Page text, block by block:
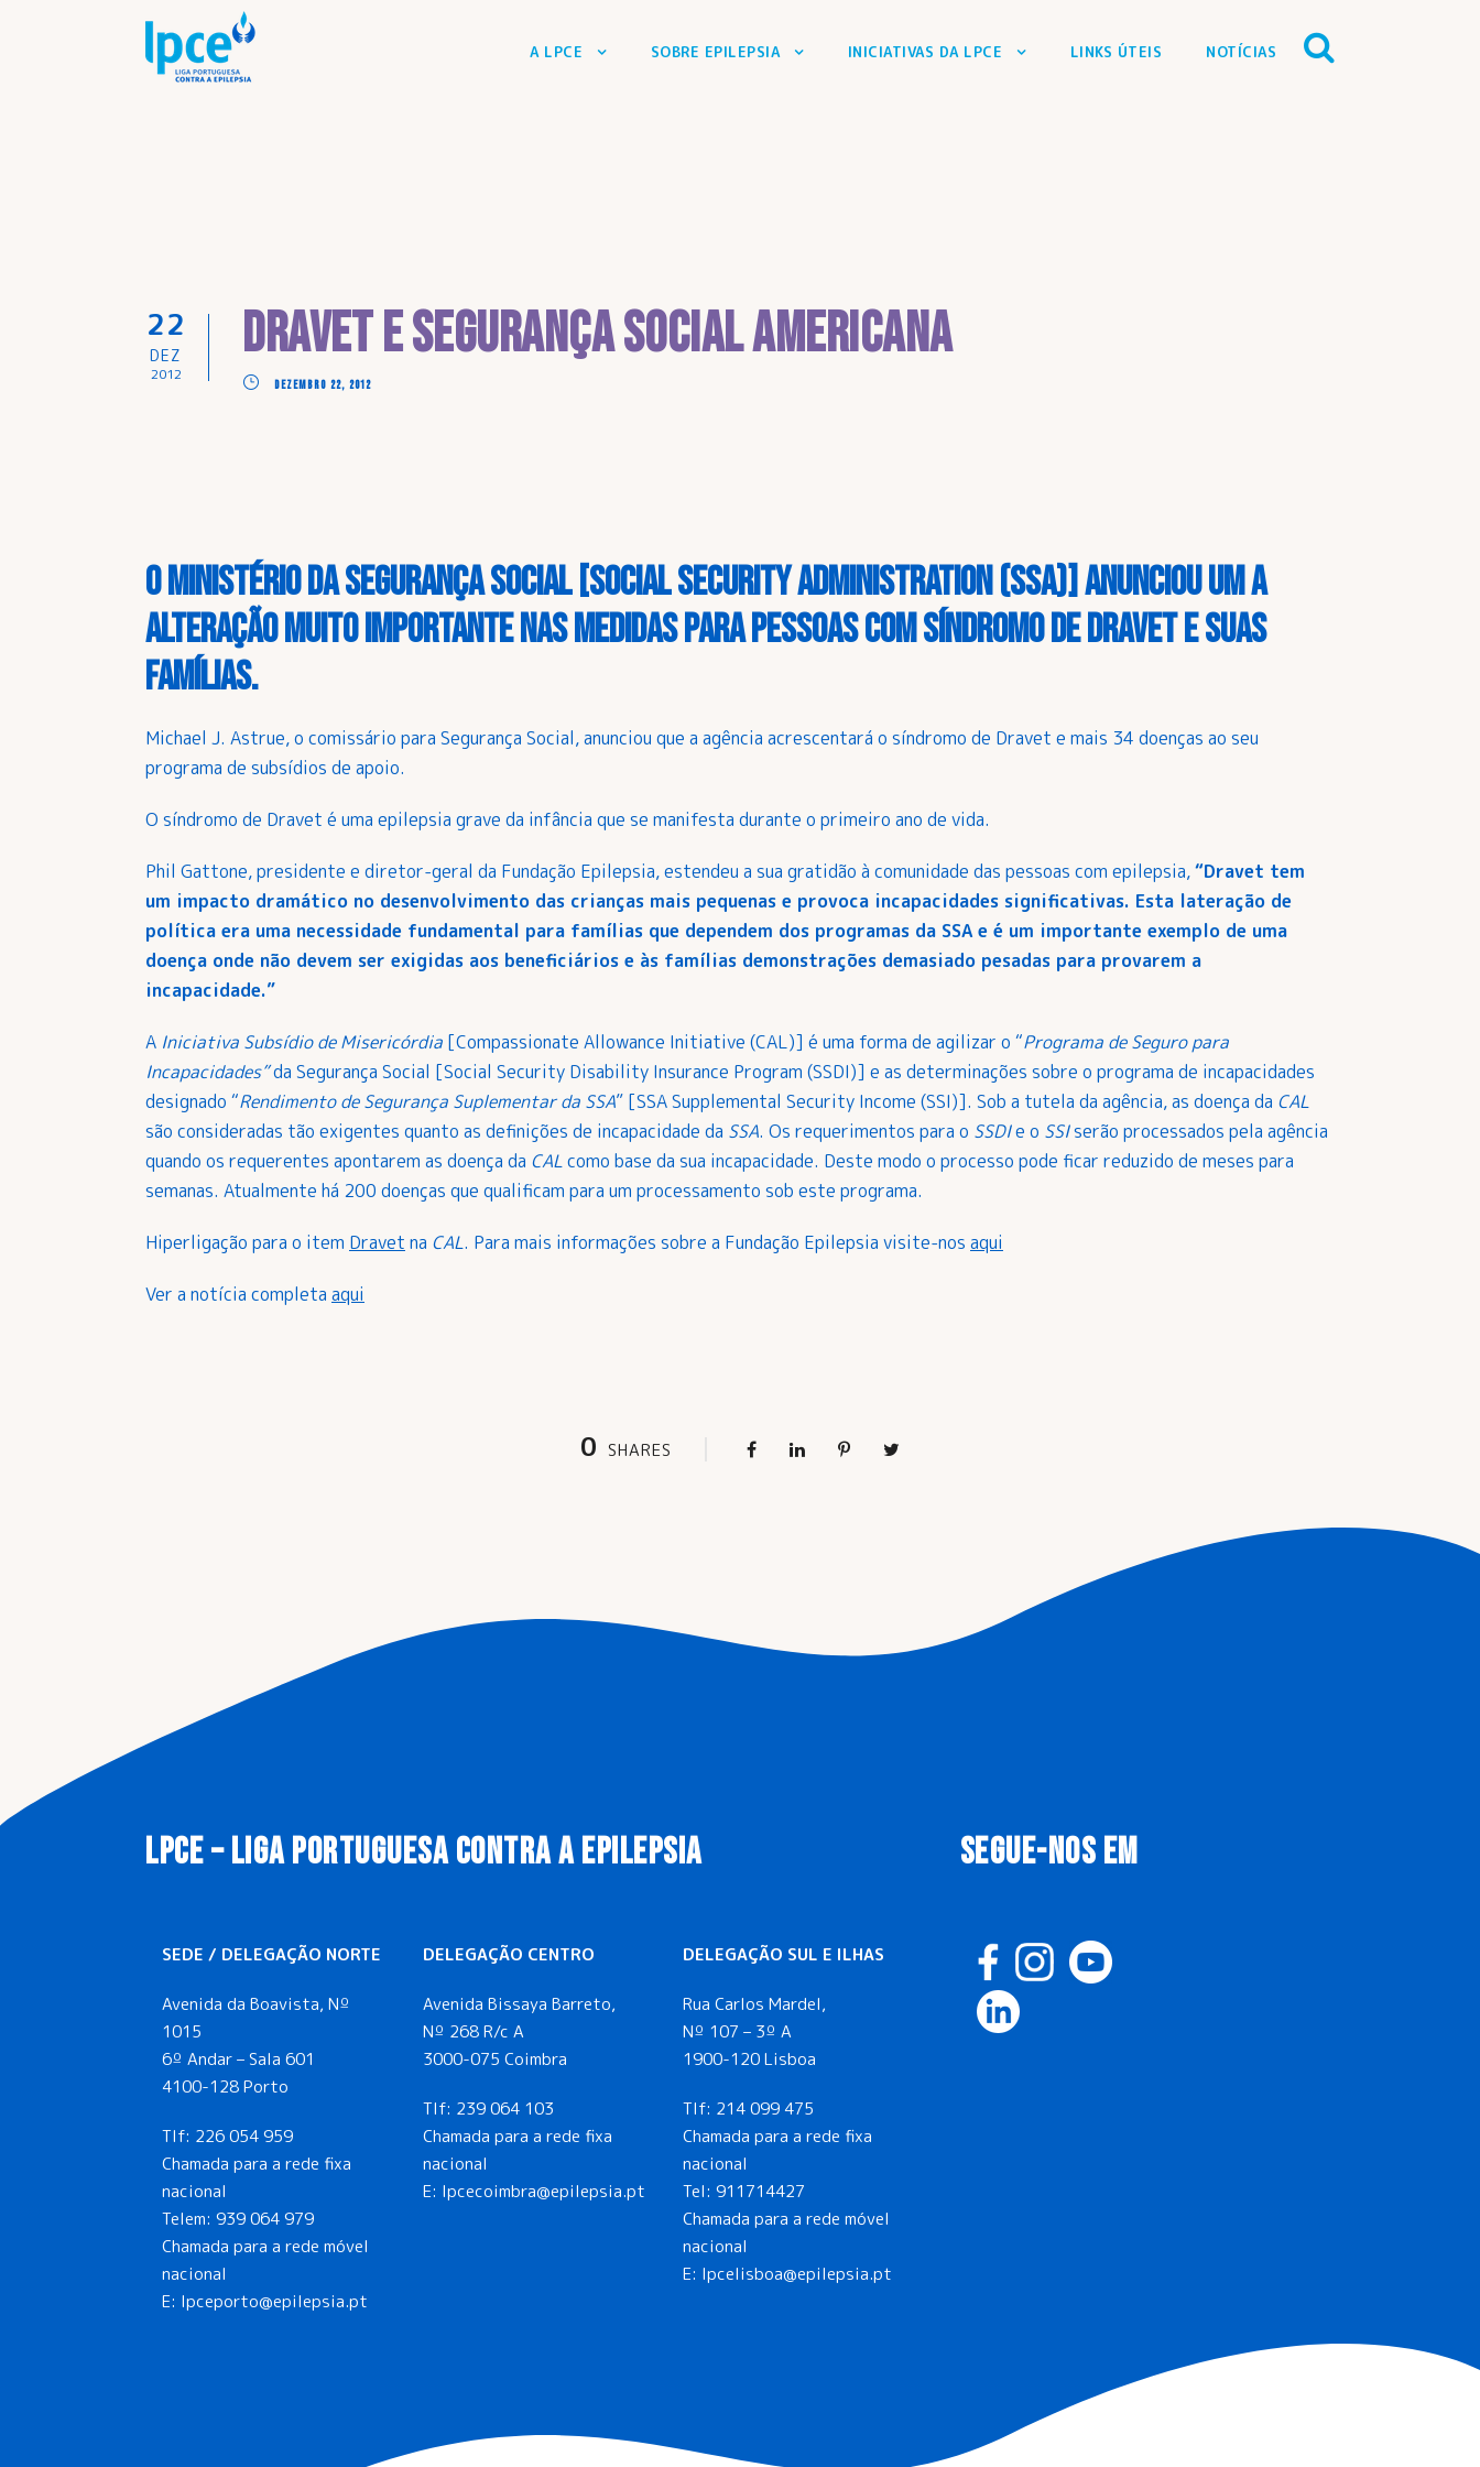
A LPCE SOBRE EPILEPSIA INICIATIVAS DA LPCE LINKS ÚTEIS NOTÍCIAS
22
DEZ
2012
Dravet e Segurança Social americana
DEZEMBRO 22, 2012
O Ministério da Segurança Social [Social Security Administration (SSA)] anunciou um a
alteração muito importante nas medidas para pessoas com síndromo de Dravet e suas
famílias.
Michael J. Astrue, o comissário para Segurança Social, anunciou que a agência acrescentará o síndromo de Dravet e mais 34 doenças ao seu
programa de subsídios de apoio.
O síndromo de Dravet é uma epilepsia grave da infância que se manifesta durante o primeiro ano de vida.
Phil Gattone, presidente e diretor-geral da Fundação Epilepsia, estendeu a sua gratidão à comunidade das pessoas com epilepsia,“Dravet tem
um impacto dramático no desenvolvimento das crianças mais pequenas e provoca incapacidades significativas. Esta lateração de
política era uma necessidade fundamental para famílias que dependem dos programas da SSA e é um importante exemplo de uma
doença onde não devem ser exigidas aos beneficiários e às famílias demonstrações demasiado pesadas para provarem a
incapacidade.”
A Iniciativa Subsídio de Misericórdia [Compassionate Allowance Initiative (CAL)] é uma forma de agilizar o “Programa de Seguro para
Incapacidades”da Segurança Social [Social Security Disability Insurance Program (SSDI)] e as determinações sobre o programa de incapacidades
designado “Rendimento de Segurança Suplementar da SSA” [SSA Supplemental Security Income (SSI)]. Sob a tutela da agência, as doença da CAL
são consideradas tão exigentes quanto as definições de incapacidade da SSA. Os requerimentos para o SSDIe o SSIserão processados pela agência
quando os requerentes apontarem as doença da CALcomo base da sua incapacidade. Deste modo o processo pode ficar reduzido de meses para
semanas. Atualmente há 200 doenças que qualificam para um processamento sob este programa.
Hiperligação para o item Dravet na CAL. Para mais informações sobre a Fundação Epilepsia visite-nos aqui
Ver a notícia completa aqui
0 SHARES
LPCE – LIGA PORTUGUESA CONTRA A EPILEPSIA
SEDE / DELEGAÇÃO NORTE
Avenida da Boavista, Nº
1015
6º Andar – Sala 601
4100-128 Porto
Tlf: 226 054 959
Chamada para a rede fixa
nacional
Telem: 939 064 979
Chamada para a rede móvel
nacional
E: lpceporto@epilepsia.pt
DELEGAÇÃO CENTRO
Avenida Bissaya Barreto,
Nº 268 R/c A
3000-075 Coimbra
Tlf: 239 064 103
Chamada para a rede fixa
nacional
E: lpcecoimbra@epilepsia.pt
DELEGAÇÃO SUL E ILHAS
Rua Carlos Mardel,
Nº 107 – 3º A
1900-120 Lisboa
Tlf: 214 099 475
Chamada para a rede fixa
nacional
Tel:911714427
Chamada para a rede móvel
nacional
E: lpcelisboa@epilepsia.pt
SEGUE-NOS EM